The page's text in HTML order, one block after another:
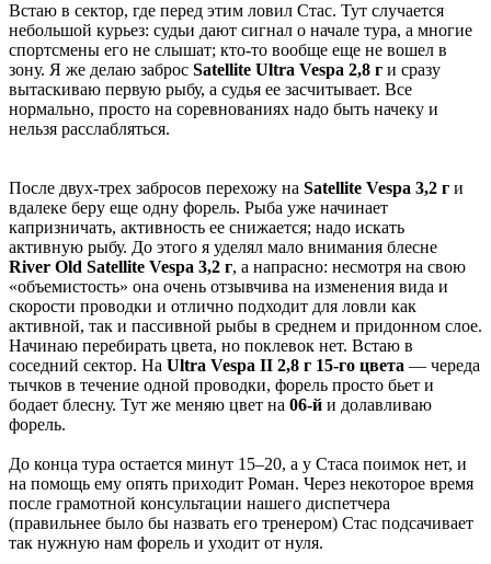
Встаю в сектор, где перед этим ловил Стас. Тут случается
небольшой курьез: судьи дают сигнал о начале тура, а многие
спортсмены его не слышат; кто-то вообще еще не вошел в
зону. Я же делаю заброс Satellite Ultra Vespa 2,8 г и сразу
вытаскиваю первую рыбу, а судья ее засчитывает. Все
нормально, просто на соревнованиях надо быть начеку и
нельзя расслабляться.
После двух-трех забросов перехожу на Satellite Vespa 3,2 г и
вдалеке беру еще одну форель. Рыба уже начинает
капризничать, активность ее снижается; надо искать
активную рыбу. До этого я уделял мало внимания блесне
River Old Satellite Vespa 3,2 г, а напрасно: несмотря на свою
«объемистость» она очень отзывчива на изменения вида и
скорости проводки и отлично подходит для ловли как
активной, так и пассивной рыбы в среднем и придонном слое.
Начинаю перебирать цвета, но поклевок нет. Встаю в
соседний сектор. На Ultra Vespa II 2,8 г 15-го цвета — череда
тычков в течение одной проводки, форель просто бьет и
бодает блесну. Тут же меняю цвет на 06-й и долавливаю
форель.
До конца тура остается минут 15–20, а у Стаса поимок нет, и
на помощь ему опять приходит Роман. Через некоторое время
после грамотной консультации нашего диспетчера
(правильнее было бы назвать его тренером) Стас подсачивает
так нужную нам форель и уходит от нуля.